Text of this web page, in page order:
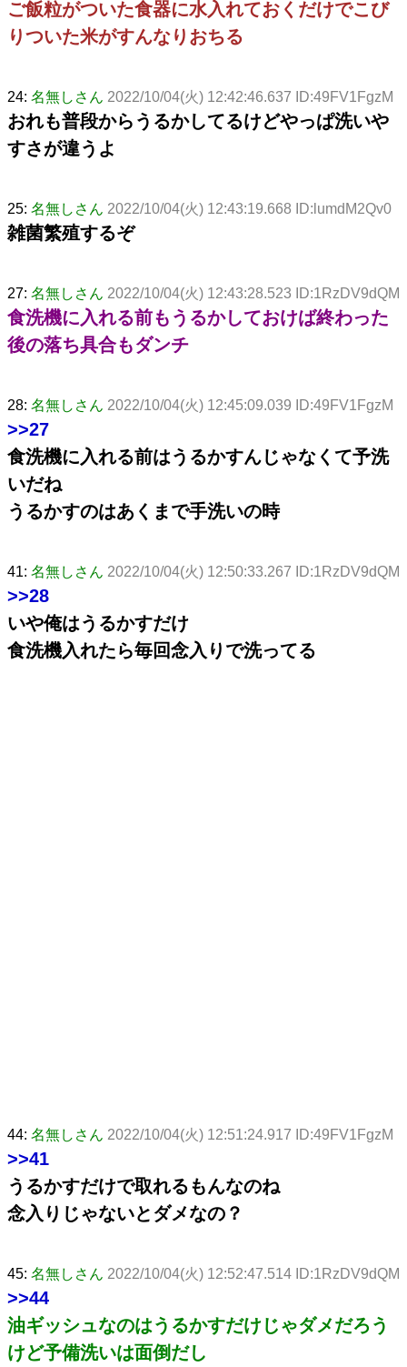
ご飯粒がついた食器に水入れておくだけでこび
りついた米がすんなりおちる
24: 名無しさん 2022/10/04(火) 12:42:46.637 ID:49FV1FgzM
おれも普段からうるかしてるけどやっぱ洗いや
すさが違うよ
25: 名無しさん 2022/10/04(火) 12:43:19.668 ID:lumdM2Qv0
雑菌繁殖するぞ
27: 名無しさん 2022/10/04(火) 12:43:28.523 ID:1RzDV9dQM
食洗機に入れる前もうるかしておけば終わった
後の落ち具合もダンチ
28: 名無しさん 2022/10/04(火) 12:45:09.039 ID:49FV1FgzM
>>27
食洗機に入れる前はうるかすんじゃなくて予洗
いだね
うるかすのはあくまで手洗いの時
41: 名無しさん 2022/10/04(火) 12:50:33.267 ID:1RzDV9dQM
>>28
いや俺はうるかすだけ
食洗機入れたら毎回念入りで洗ってる
44: 名無しさん 2022/10/04(火) 12:51:24.917 ID:49FV1FgzM
>>41
うるかすだけで取れるもんなのね
念入りじゃないとダメなの？
45: 名無しさん 2022/10/04(火) 12:52:47.514 ID:1RzDV9dQM
>>44
油ギッシュなのはうるかすだけじゃダメだろう
けど予備洗いは面倒だし